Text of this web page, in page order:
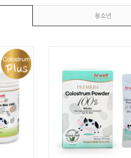
청소년